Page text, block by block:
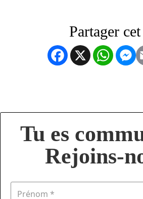
Facebook
X
Tu es
Rejoins-